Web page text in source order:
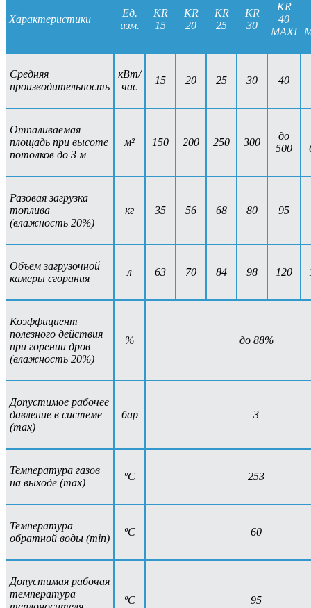
Характеристики
Ед.
изм.
KR
15
KR
20
KR
25
KR
30
KR
40
MAXI
Средняя
производительность
кВт/
час
15 20 25 30 40
Отпаливаемая
площадь при высоте
потолков до 3 м
м² 150 200 250 300
до
500
Разовая загрузка
топлива
(влажность 20%)
кг 35 56 68 80 95
Объем загрузочной
камеры сгорания
л 63 70 84 98 120
Коэффициент
полезного действия
при горении дров
(влажность 20%)
% до 88%
Допустимое рабочее
давление в системе
(max)
бар 3
Температура газов
на выходе (max)
ºС 253
Температура
обратной воды (min)
ºС 60
Допустимая рабочая
температура
ºС 95